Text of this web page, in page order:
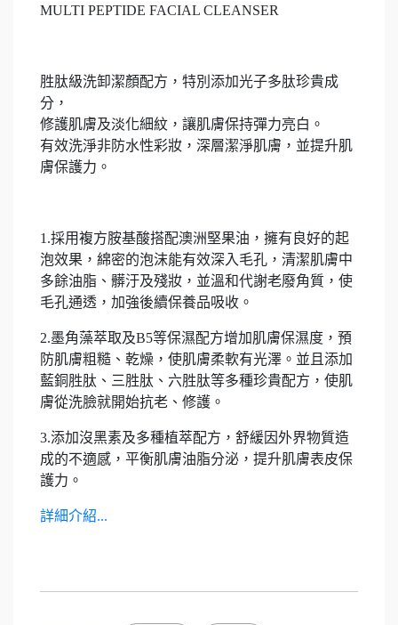
MULTI PEPTIDE FACIAL CLEANSER
胜肽級洗卸潔顏配方，特別添加光子多肽珍貴成
分，
修護肌膚及淡化細紋，讓肌膚保持彈力亮白。
有效洗淨非防水性彩妝，深層潔淨肌膚，並提升肌
膚保護力。
1.採用複方胺基酸搭配澳洲堅果油，擁有良好的起
泡效果，綿密的泡沫能有效深入毛孔，清潔肌膚中
多餘油脂、髒汙及殘妝，並溫和代謝老廢角質，使
毛孔通透，加強後續保養品吸收。
2.墨角藻萃取及B5等保濕配方增加肌膚保濕度，預
防肌膚粗糙、乾燥，使肌膚柔軟有光澤。並且添加
藍銅胜肽、三胜肽、六胜肽等多種珍貴配方，使肌
膚從洗臉就開始抗老、修護。
3.添加沒黑素及多種植萃配方，舒緩因外界物質造
成的不適感，平衡肌膚油脂分泌，提升肌膚表皮保
護力。
詳細介紹...